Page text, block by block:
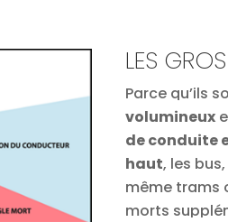
LES
Parce qu’ils
volumineux
de conduite
haut, les
même trams
morts